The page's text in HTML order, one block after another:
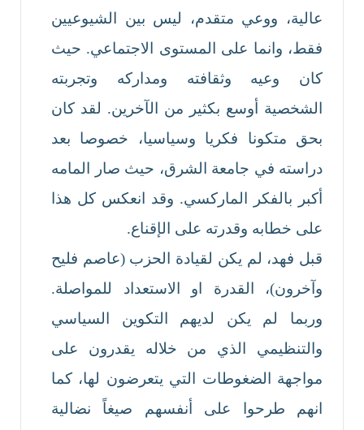
عالية، ووعي متقدم، ليس بين الشيوعيين
فقط، وانما على المستوى الاجتماعي. حيث
كان وعيه وثقافته ومداركه وتجربته
الشخصية أوسع بكثير من الآخرين. لقد كان
بحق متكونا فكريا وسياسيا، خصوصا بعد
دراسته في جامعة الشرق، حيث صار المامه
أكبر بالفكر الماركسي. وقد انعكس كل هذا
على خطابه وقدرته على الإقناع.
قبل فهد، لم يكن لقيادة الحزب (عاصم فليح
وآخرون)، القدرة او الاستعداد للمواصلة.
وربما لم يكن لديهم التكوين السياسي
والتنظيمي الذي من خلاله يقدرون على
مواجهة الضغوطات التي يتعرضون لها، كما
انهم طرحوا على أنفسهم صيغاً نضالية